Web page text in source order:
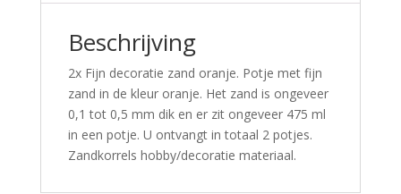
Beschrijving
2x Fijn decoratie zand oranje. Potje met fijn
zand in de kleur oranje. Het zand is ongeveer
0,1 tot 0,5 mm dik en er zit ongeveer 475 ml
in een potje. U ontvangt in totaal 2 potjes.
Zandkorrels hobby/decoratie materiaal.